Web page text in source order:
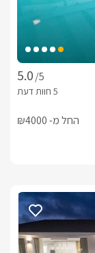
/5
החל מ- ₪4000